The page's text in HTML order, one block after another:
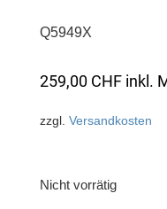
Q5949X
259,00 CHF inkl.
zzgl. Versandkosten
Nicht vorrätig